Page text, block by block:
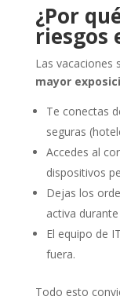
¿Por
riesgos
Las vacaciones
mayor
Te conectas
seguras
Accedes al
dispositivos
Dejas los
activa
El equipo de
fuera.
Todo esto